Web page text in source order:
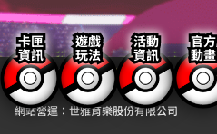
卡匣
資訊
遊戲
玩法
活動
資訊
官方
動畫
【隱私權政策】 【聯絡我們】
網站營運：世雅育樂股份有限公司